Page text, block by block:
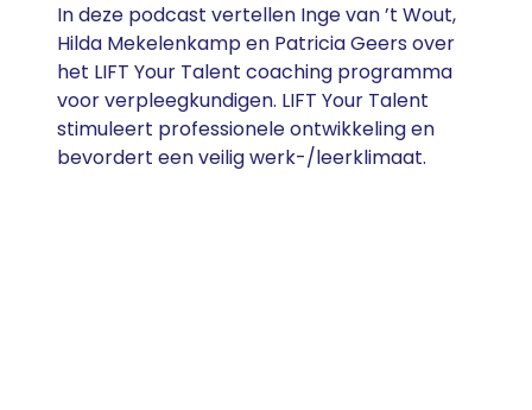
In deze podcast vertellen Inge van ’t Wout,
Hilda Mekelenkamp en Patricia Geers over
het LIFT Your Talent coaching programma
voor verpleegkundigen. LIFT Your Talent
stimuleert professionele ontwikkeling en
bevordert een veilig werk-/leerklimaat.